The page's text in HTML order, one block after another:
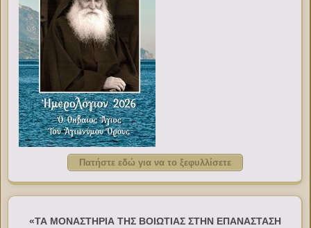
Πατήστε εδώ για να το ξεφυλλίσετε
«ΤΑ ΜΟΝΑΣΤΗΡΙΑ ΤΗΣ ΒΟΙΩΤΙΑΣ ΣΤΗΝ ΕΠΑΝΑΣΤΑΣΗ